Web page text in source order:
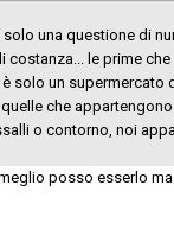
solo una questione di
costanza... le prime
solo un supermercato
che
o contorno, noi
posso esserlo ma